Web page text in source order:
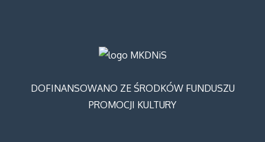
DOFINANSOWANO ZE ŚRODKÓW FUNDUSZU
PROMOCJI KULTURY